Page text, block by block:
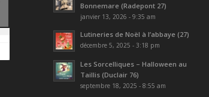
Bonnemare (Radepont 27)
janvier 13, 2026 - 9:35 am
Lutineries de Noël à l’abbaye (27)
décembre 5, 2025 - 3:18 pm
Les Sorcelliques – Halloween au
Taillis (Duclair 76)
septembre 18, 2025 - 8:55 am